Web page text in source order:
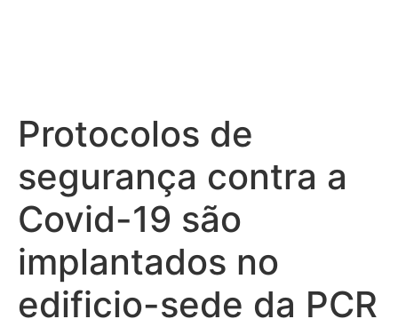
Protocolos de
segurança contra a
Covid-19 são
implantados no
edificio-sede da PCR